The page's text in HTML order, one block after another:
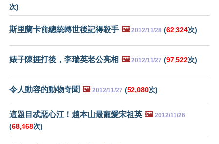
次)
斯里蘭卡前總統轉世後記得殺手 🖼️ 2012/11/28 (62,324次)
婊子陳捱打後，李瑞英老公亮相 🖼️ 2012/11/27 (97,522次)
令人動容的動物奇聞 🖼️ 2012/11/27 (52,080次)
這題目忒惡心江！趙本山最寵愛宋祖英 🖼️ 2012/11/26
(68,468次)